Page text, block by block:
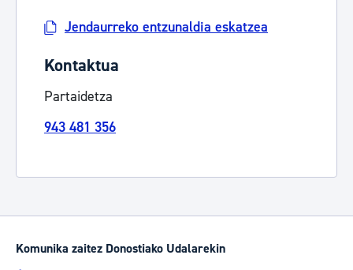
Jendaurreko entzunaldia eskatzea
Kontaktua
Partaidetza
943 481 356
Komunika zaitez Donostiako Udalarekin